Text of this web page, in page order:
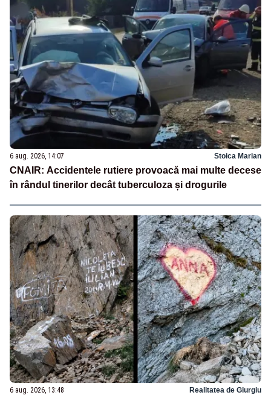
6 aug. 2026, 14:07 Stoica Marian
CNAIR: Accidentele rutiere provoacă mai multe decese
în rândul tinerilor decât tuberculoza și drogurile
6 aug. 2026, 13:48 Realitatea de Giurgiu